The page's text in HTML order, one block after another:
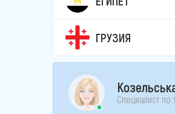
ГРУЗИЯ
Специалист по